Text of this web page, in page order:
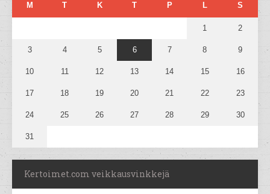
M T K T P L S
1 2
3 4 5 6 7 8 9
10 11 12 13 14 15 16
17 18 19 20 21 22 23
24 25 26 27 28 29 30
31
Kertoimet.com veikkausvinkkejä